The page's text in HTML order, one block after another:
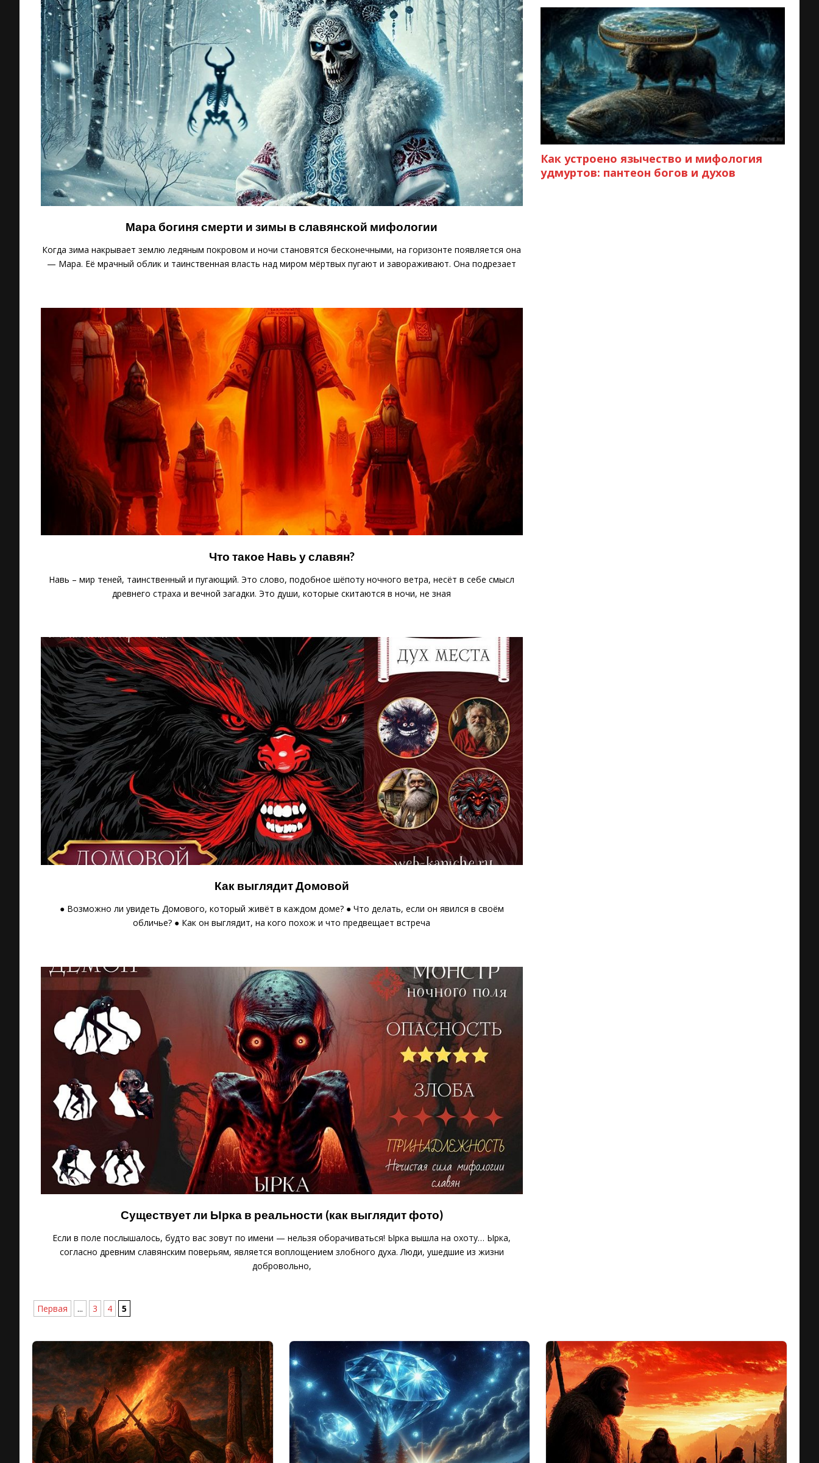
Мара богиня смерти и зимы в славянской мифологии
Когда зима накрывает землю ледяным покровом и ночи становятся бесконечными, на горизонте появляется она
— Мара. Её мрачный облик и таинственная власть над миром мёртвых пугают и завораживают. Она подрезает
Что такое Навь у славян?
Навь – мир теней, таинственный и пугающий. Это слово, подобное шёпоту ночного ветра, несёт в себе смысл
древнего страха и вечной загадки. Это души, которые скитаются в ночи, не зная
Как выглядит Домовой
● Возможно ли увидеть Домового, который живёт в каждом доме? ● Что делать, если он явился в своём
обличье? ● Как он выглядит, на кого похож и что предвещает встреча
Существует ли Ырка в реальности (как выглядит фото)
Если в поле послышалось, будто вас зовут по имени — нельзя оборачиваться! Ырка вышла на охоту… Ырка,
согласно древним славянским поверьям, является воплощением злобного духа. Люди, ушедшие из жизни
добровольно,
Первая ... 3 4 5
Как устроено язычество и мифология
удмуртов: пантеон богов и духов